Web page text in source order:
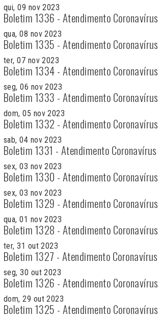
qui, 09 nov 2023
Boletim 1336 - Atendimento Coronavírus
qua, 08 nov 2023
Boletim 1335 - Atendimento Coronavírus
ter, 07 nov 2023
Boletim 1334 - Atendimento Coronavírus
seg, 06 nov 2023
Boletim 1333 - Atendimento Coronavírus
dom, 05 nov 2023
Boletim 1332 - Atendimento Coronavírus
sab, 04 nov 2023
Boletim 1331 - Atendimento Coronavírus
sex, 03 nov 2023
Boletim 1330 - Atendimento Coronavírus
sex, 03 nov 2023
Boletim 1329 - Atendimento Coronavírus
qua, 01 nov 2023
Boletim 1328 - Atendimento Coronavírus
ter, 31 out 2023
Boletim 1327 - Atendimento Coronavírus
seg, 30 out 2023
Boletim 1326 - Atendimento Coronavírus
dom, 29 out 2023
Boletim 1325 - Atendimento Coronavírus